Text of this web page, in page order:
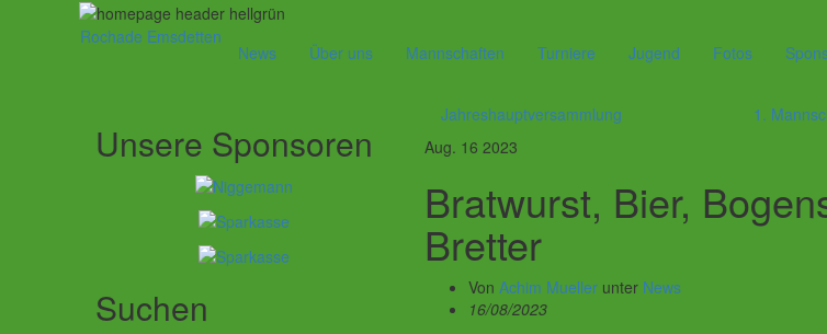
Rochade Emsdetten
News Über uns Mannschaften Turniere Jugend Fotos
Jahreshauptversammlung
1.
Aug. 16 2023
Bratwurst, Bier,
Bretter
Von Achim Mueller unter News
16/08/2023
Unsere Sponsoren
Suchen